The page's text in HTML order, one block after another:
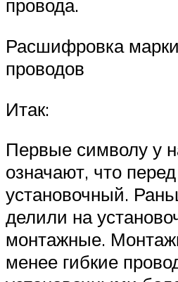
провода.
Расшифровка
проводов
Итак:
Первые символу у
означают, что
установочный.
делили на
монтажные.
менее гибкие